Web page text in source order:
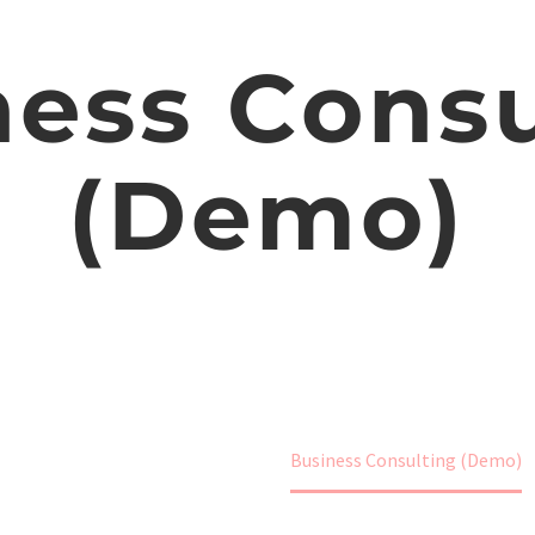
(Demo)
Business Consulting (Demo)